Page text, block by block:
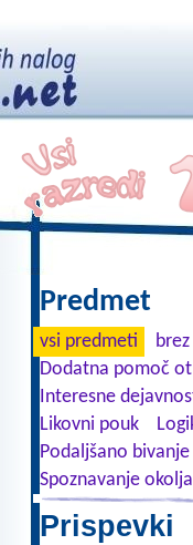
Predmet
vsi predmeti
Dodatna pomoč
Interesne
Likovni pouk
Podaljšano bivanje
Spoznavanje okolja
Prispevki